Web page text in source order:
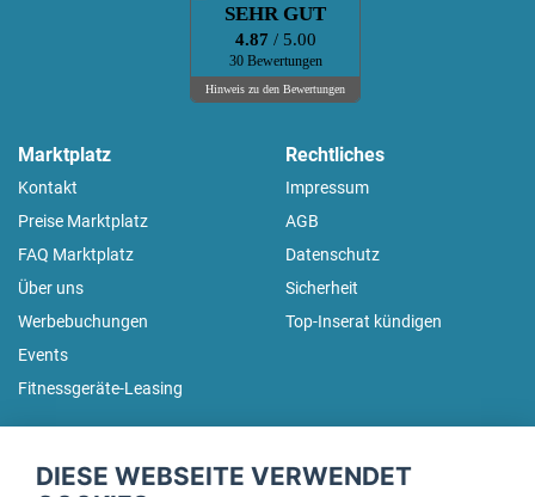
SEHR GUT
4.87 / 5.00
30 Bewertungen
Hinweis zu den Bewertungen
Marktplatz
Kontakt
Preise Marktplatz
FAQ Marktplatz
Über uns
Werbebuchungen
Events
Fitnessgeräte-Leasing
Rechtliches
Impressum
AGB
Datenschutz
Sicherheit
Top-Inserat kündigen
DIESE WEBSEITE VERWENDET